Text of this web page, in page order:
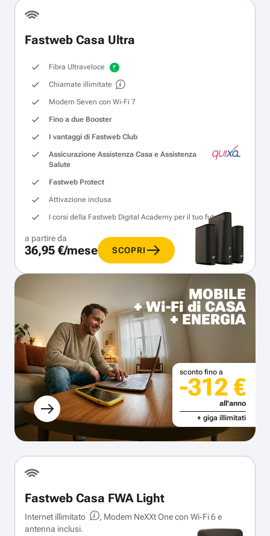
Fastweb Casa Ultra
Fibra Ultraveloce
Chiamate illimitate
Modem Seven con Wi‑Fi 7
Fino a due Booster
I vantaggi di Fastweb Club
Assicurazione Assistenza Casa e Assistenza
Salute
Fastweb Protect
Attivazione inclusa
I corsi della Fastweb Digital Academy per il tuo futuro
a partire da
36,95 €/mese SCOPRI
MOBILE
+ Wi-Fi di CASA
+ ENERGIA
sconto fino a
-312 €
all'anno
+ giga illimitati
Fastweb Casa FWA Light
Internet illimitato
, Modem NeXXt One con Wi‑Fi 6 e
antenna inclusi.